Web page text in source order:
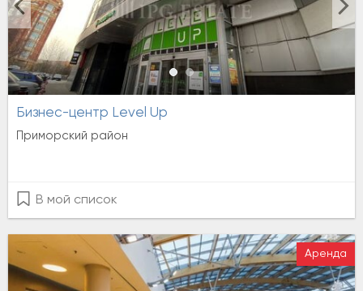
Бизнес-центр Level Up
Приморский район
В мой список
Аренда